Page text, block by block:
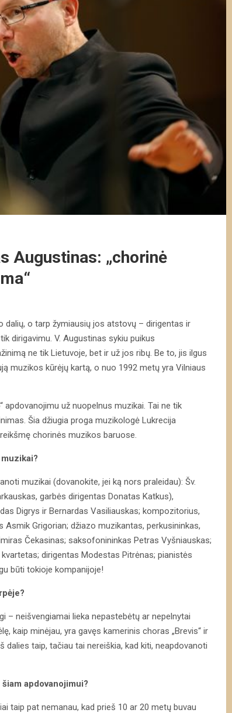
Augustinas: „chorinė
dalių, o tarp žymiausių jos atstovų – dirigentas ir
dirigavimu. V. Augustinas sykiu puikus
ne tik Lietuvoje, bet ir už jos ribų. Be to, jis ilgus
muzikos kūrėjų kartą, o nuo 1992 metų yra Vilniaus
už nuopelnus muzikai. Tai ne tik
Šia džiugia proga muzikologė Lukrecija
chorinės muzikos baruose.
muzikai (dovanokite, jei ką nors praleidau): Šv.
garbės dirigentas Donatas Katkus),
Digrys ir Bernardas Vasiliauskas; kompozitorius,
Grigorian; džiazo muzikantas, perkusininkas,
Čekasinas; saksofonininkas Petras Vyšniauskas;
dirigentas Modestas Pitrėnas; pianistės
būti tokioje kompanijoje!
– neišvengiamai lieka nepastebėtų ar nepelnytai
kaip minėjau, yra gavęs kamerinis choras „Brevis“ ir
taip, tačiau tai nereiškia, kad kiti, neapdovanoti
apdovanojimui?
taip pat nemanau, kad prieš 10 ar 20 metų buvau